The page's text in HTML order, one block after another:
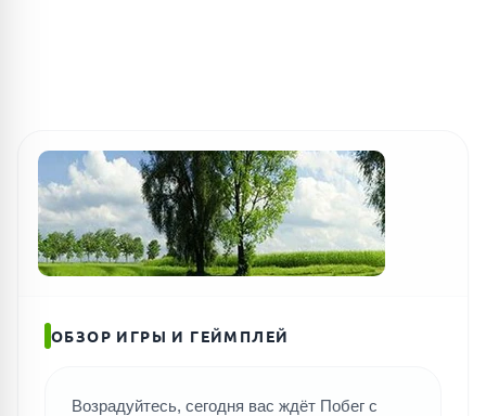
ПОИСК ИГР
ОБЗОР ИГРЫ И ГЕЙМПЛЕЙ
Возрадуйтесь, сегодня вас ждёт Побег с